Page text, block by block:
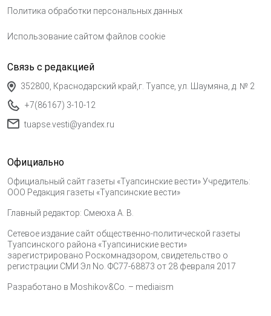
Политика обработки персональных данных
Использование сайтом файлов cookie
Связь с редакцией
352800, Краснодарский край,г. Туапсе, ул. Шаумяна, д. № 2
+7(86167) 3-10-12
tuapse.vesti@yandex.ru
Официально
Официальный сайт газеты «Туапсинские вести» Учредитель:
ООО Редакция газеты «Туапсинские вести»
Главный редактор: Смеюха А. В.
Сетевое издание сайт общественно-политической газеты
Туапсинского района «Туапсиниские вести»
зарегистрировано Роскомнадзором, свидетельство о
регистрации СМИ Эл No. ФС77-68873 от 28 февраля 2017
Разработано в Moshikov&Co. – mediaism